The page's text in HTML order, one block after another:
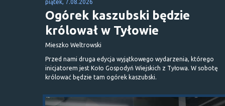
piątek, 7.08.2026
Ogórek kaszubski będzie
królował w Tyłowie
Mieszko Weltrowski
Przed nami druga edycja wyjątkowego wydarzenia, którego
inicjatorem jest Koło Gospodyń Wiejskich z Tyłowa. W sobotę
królować będzie tam ogórek kaszubski.